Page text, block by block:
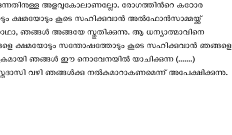
അളവുകോലാണല്ലോ. രോഗത്തിന്‍റെ കഠോര
ക്ഷമയോടും കൂടെ സഹിക്കുവാന്‍ അല്‍ഫോന്‍സാമ്മയ്ക്ക്‌
ഞങ്ങള്‍ അങ്ങയേ സ്തുതിക്കുന്നു. ആ ധന്യാത്മാവിനെ
ക്ഷമയോടും സന്തോഷത്തോടും കൂടെ സഹിക്കുവാന്‍ ഞങ്ങളെ
ഞങ്ങള്‍ ഈ നൊവേനയില്‍ യാചിക്കുന്ന (.......)
വഴി ഞങ്ങള്‍ക്കു നല്‍കുമാറാകണമെന്ന് അപേക്ഷിക്കുന്നു.